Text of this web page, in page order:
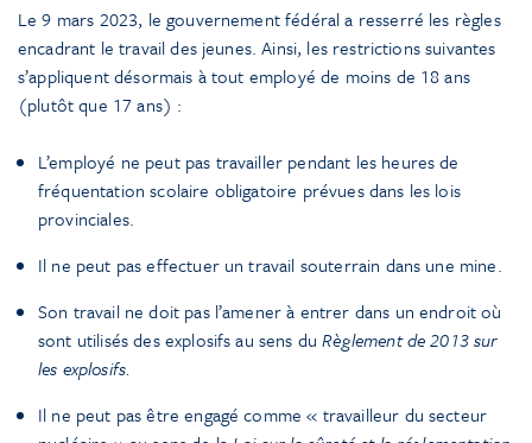
Le 9 mars 2023, le gouvernement fédéral a resserré les règles
encadrant le travail des jeunes. Ainsi, les restrictions suivantes
s’appliquent désormais à tout employé de moins de 18 ans
(plutôt que 17 ans) :
L’employé ne peut pas travailler pendant les heures de
fréquentation scolaire obligatoire prévues dans les lois
provinciales.
Il ne peut pas effectuer un travail souterrain dans une mine.
Son travail ne doit pas l’amener à entrer dans un endroit où
sont utilisés des explosifs au sens duRèglement de 2013 sur
les explosifs.
Il ne peut pas être engagé comme « travailleur du secteur